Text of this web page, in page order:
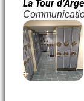
La Tour